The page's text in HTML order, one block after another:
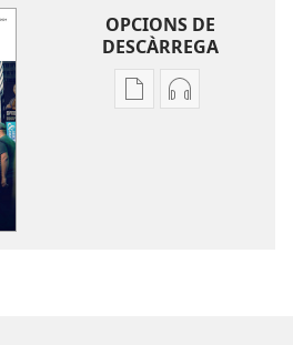
OPCIONS DE
DESCÀRREGA
OpcionsOpcions